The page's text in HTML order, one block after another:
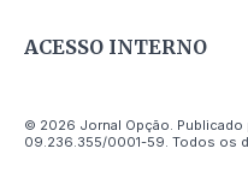
ACESSO INTERNO
© 2026 Jornal Opção. Publicado
09.236.355/0001-59. Todos os